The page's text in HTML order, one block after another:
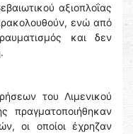
αξιοπλοΐας
ενώ από
και δεν
του Λιμενικού
πραγματοποιήθηκαν
οι οποίοι έχρηζαν